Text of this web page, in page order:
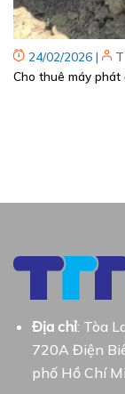
24/02/2026 |
Cho thuê máy phát
Địa chỉ: Tòa
720A Điện
phố Hồ Chí